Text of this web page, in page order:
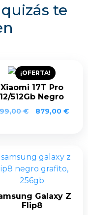
te
¡OFERTA!
Xiaomi 17T Pro
12/512Gb Negro
€
El
879,00 €El
Galaxy Z
Flip8